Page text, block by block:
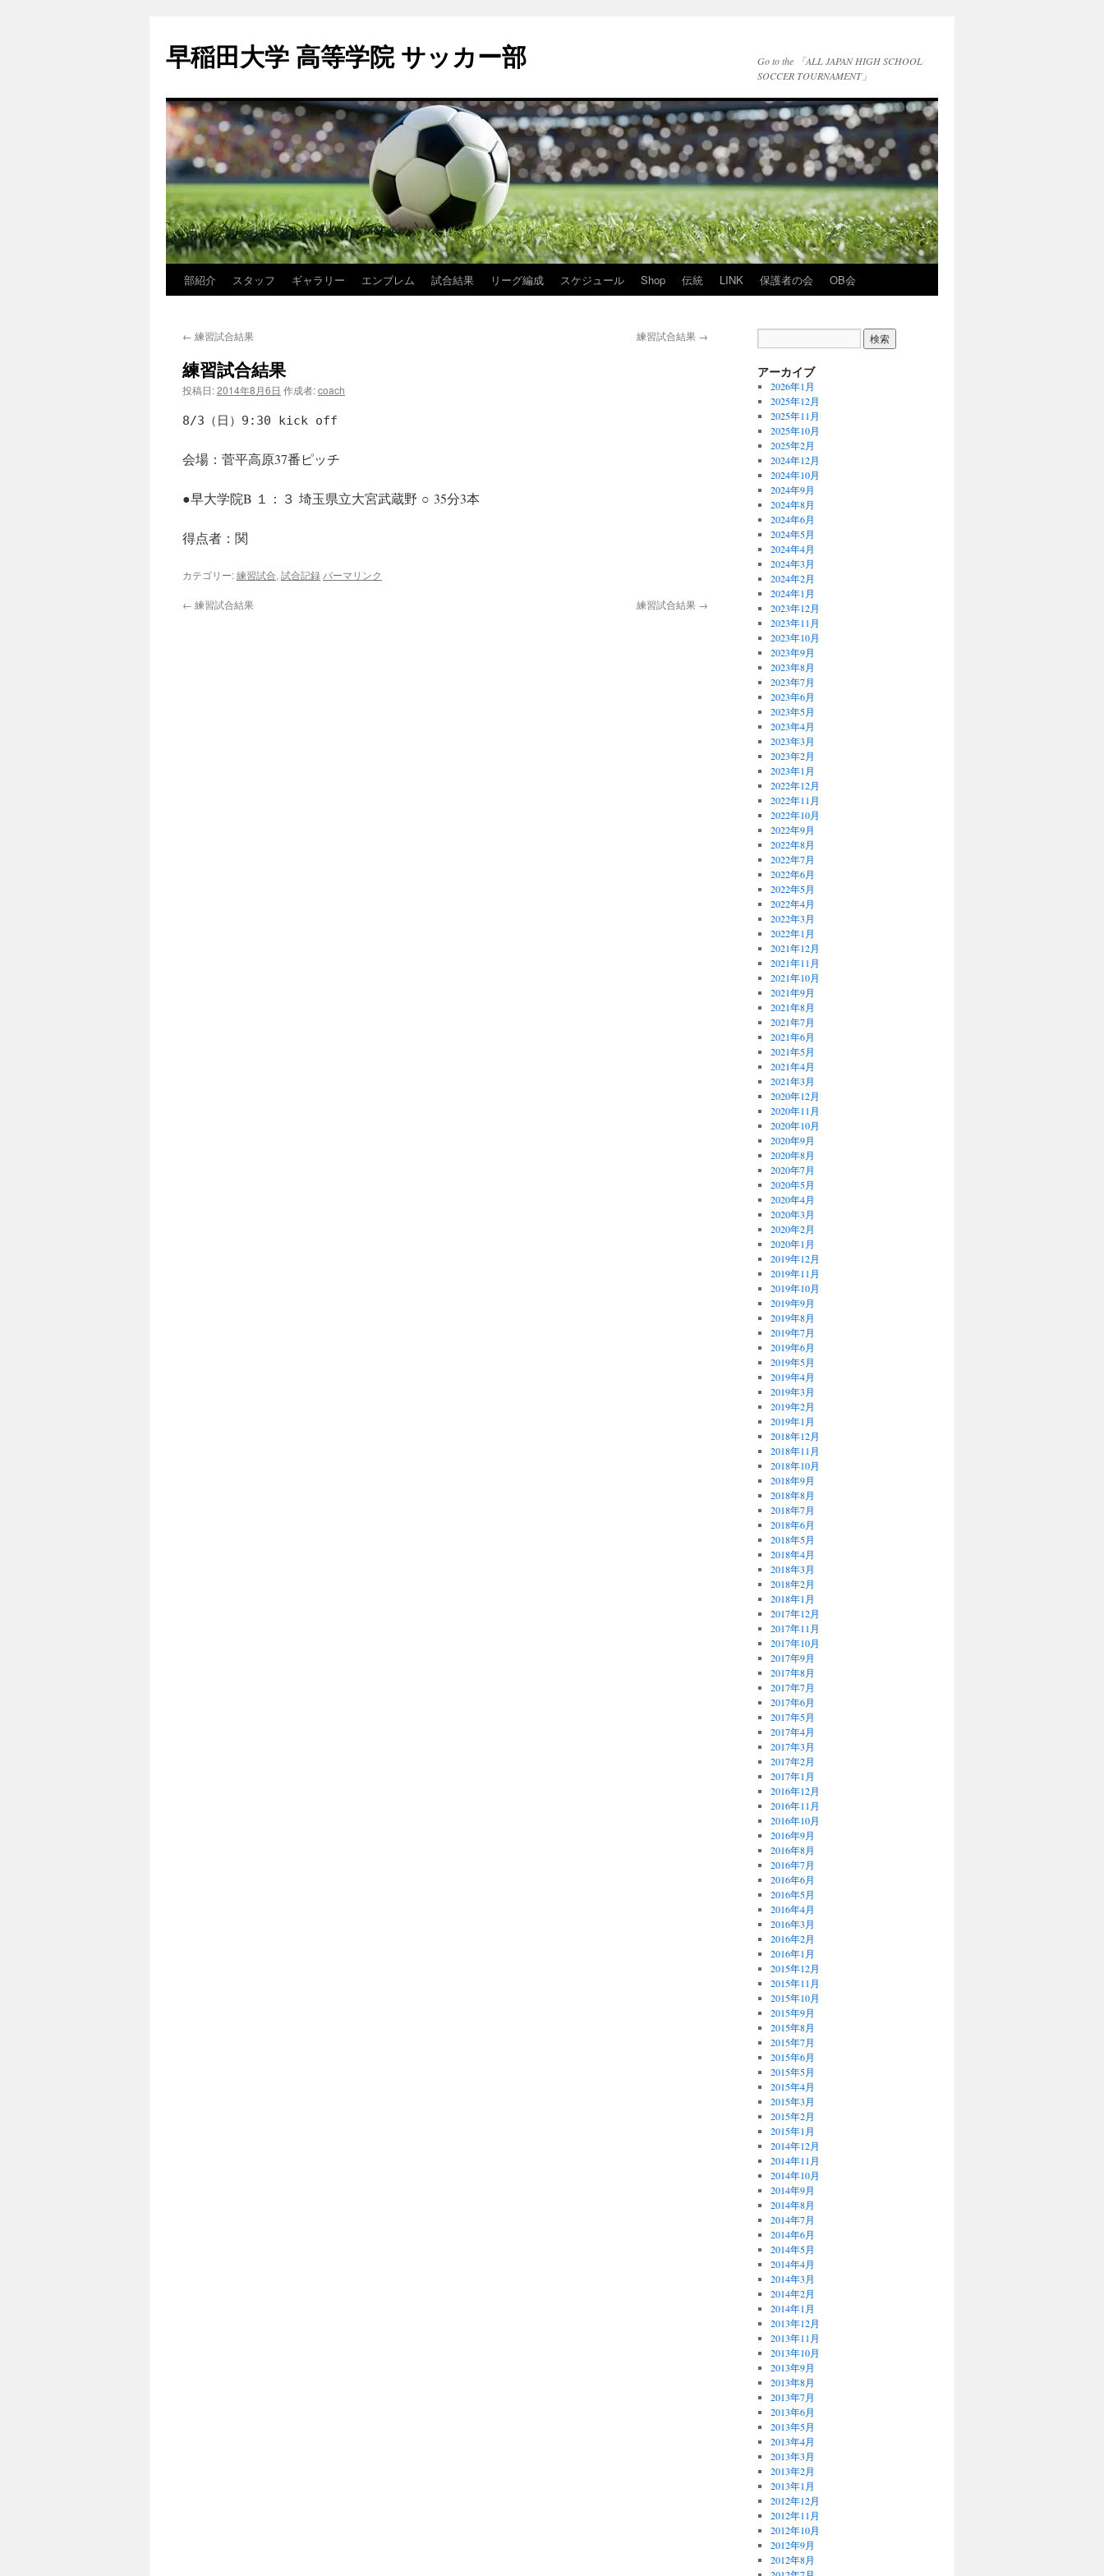
テ
へ
ス
キ
ッ
プ
早稲田大学 高等学院 サッカー部
Go to the 「ALL JAPAN HIGH SCHOOL
SOCCER TOURNAMENT」
部紹介 スタッフ ギャラリー エンブレム 試合結果 リーグ編成 スケジュール Shop 伝統 LINK 保護者の会 OB会
← 練習試合結果 練習試合結果 →
練習試合結果
投稿日:2014年8月6日 作成者:coach
8/3（日）9:30 kick off
会場：菅平高原37番ピッチ
●早大学院B １：３ 埼玉県立大宮武蔵野 ○ 35分3本
得点者：関
カテゴリー:練習試合, 試合記録 パーマリンク
← 練習試合結果 練習試合結果 →
アーカイブ
2026年1月
2025年12月
2025年11月
2025年10月
2025年2月
2024年12月
2024年10月
2024年9月
2024年8月
2024年6月
2024年5月
2024年4月
2024年3月
2024年2月
2024年1月
2023年12月
2023年11月
2023年10月
2023年9月
2023年8月
2023年7月
2023年6月
2023年5月
2023年4月
2023年3月
2023年2月
2023年1月
2022年12月
2022年11月
2022年10月
2022年9月
2022年8月
2022年7月
2022年6月
2022年5月
2022年4月
2022年3月
2022年1月
2021年12月
2021年11月
2021年10月
2021年9月
2021年8月
2021年7月
2021年6月
2021年5月
2021年4月
2021年3月
2020年12月
2020年11月
2020年10月
2020年9月
2020年8月
2020年7月
2020年5月
2020年4月
2020年3月
2020年2月
2020年1月
2019年12月
2019年11月
2019年10月
2019年9月
2019年8月
2019年7月
2019年6月
2019年5月
2019年4月
2019年3月
2019年2月
2019年1月
2018年12月
2018年11月
2018年10月
2018年9月
2018年8月
2018年7月
2018年6月
2018年5月
2018年4月
2018年3月
2018年2月
2018年1月
2017年12月
2017年11月
2017年10月
2017年9月
2017年8月
2017年7月
2017年6月
2017年5月
2017年4月
2017年3月
2017年2月
2017年1月
2016年12月
2016年11月
2016年10月
2016年9月
2016年8月
2016年7月
2016年6月
2016年5月
2016年4月
2016年3月
2016年2月
2016年1月
2015年12月
2015年11月
2015年10月
2015年9月
2015年8月
2015年7月
2015年6月
2015年5月
2015年4月
2015年3月
2015年2月
2015年1月
2014年12月
2014年11月
2014年10月
2014年9月
2014年8月
2014年7月
2014年6月
2014年5月
2014年4月
2014年3月
2014年2月
2014年1月
2013年12月
2013年11月
2013年10月
2013年9月
2013年8月
2013年7月
2013年6月
2013年5月
2013年4月
2013年3月
2013年2月
2013年1月
2012年12月
2012年11月
2012年10月
2012年9月
2012年8月